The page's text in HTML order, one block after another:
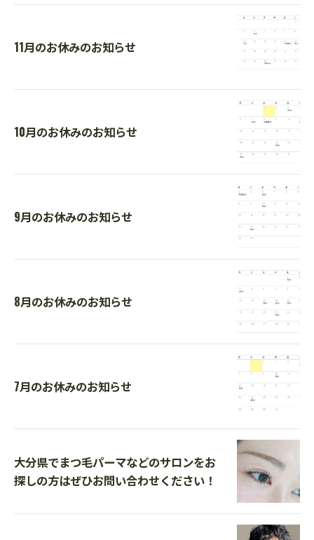
11月のお休みのお知らせ
10月のお休みのお知らせ
9月のお休みのお知らせ
8月のお休みのお知らせ
7月のお休みのお知らせ
大分県でまつ毛パーマなどのサロンをお
探しの方はぜひお問い合わせください！